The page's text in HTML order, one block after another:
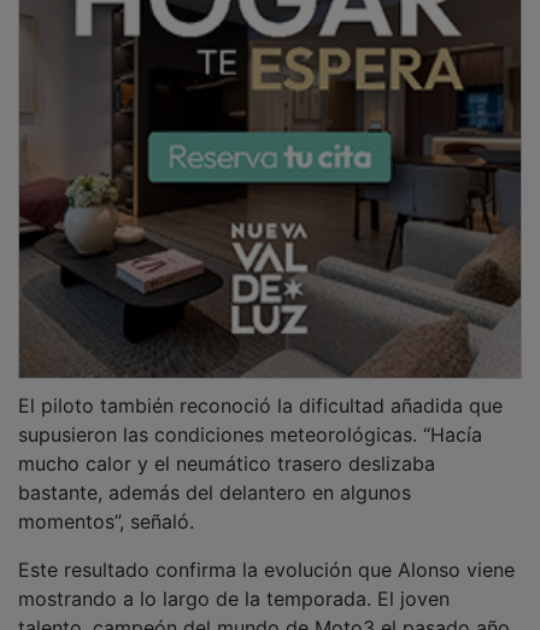
Este resultado confirma la evolución que Alonso viene
mostrando a lo largo de la temporada. El joven
talento, campeón del mundo de Moto3 el pasado año,
continúa adaptándose a las exigencias de Moto2 y
cada vez se muestra más competitivo frente a pilotos
con mayor experiencia en la categoría.
Tras la cita húngara, Alonso se mantiene sexto en la
clasificación general del campeonato, a solo cinco
puntos de su compañero Dani Holgado, que ocupa la
quinta plaza. La actuación de Balaton Park refuerza las
expectativas de cara a la segunda mitad de la
Rey está cada vez más cerca de luchar de forma
habitual por los puestos de honor.
PUBLICIDAD